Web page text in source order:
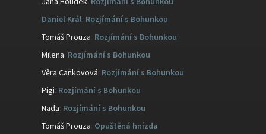
Daniel Král Rozjímání s Bohunkou
Tomáš Prouza Rozjímání s Bohunkou
Milena Rozjímání s Bohunkou
Věra Cankovová Rozjímání s Bohunkou
Pigi Rozjímání s Bohunkou
Nada: Rozjímání s Bohunkou
Tomáš Prouza: Opuštěná hnízda